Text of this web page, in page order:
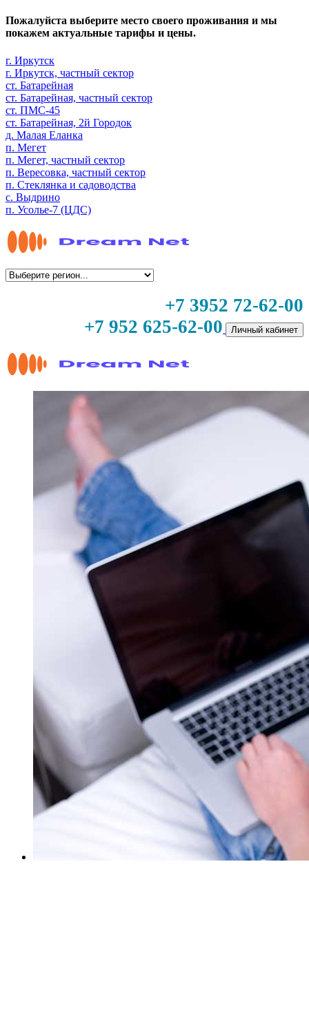
Пожалуйста выберите место своего проживания и мы
покажем актуальные тарифы и цены.
г. Иркутск
г. Иркутск, частный сектор
ст. Батарейная
ст. Батарейная, частный сектор
ст. ПМС-45
ст. Батарейная, 2й Городок
д. Малая Еланка
п. Мегет
п. Мегет, частный сектор
п. Вересовка, частный сектор
п. Стеклянка и садоводства
с. Выдрино
п. Усолье-7 (ЦДС)
+7 3952 72-62-00
+7 952 625-62-00
Личный кабинет